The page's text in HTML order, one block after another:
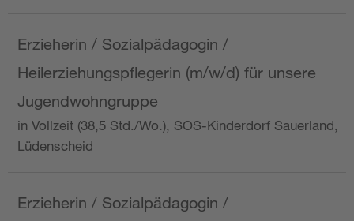
Erzieherin / Sozialpädagogin /
Heilerziehungspflegerin (m/w/d) für unsere
Jugendwohngruppe
in Vollzeit (38,5 Std./Wo.), SOS-Kinderdorf Sauerland,
Lüdenscheid
Erzieherin / Sozialpädagogin /